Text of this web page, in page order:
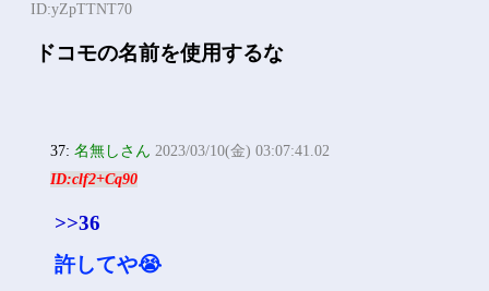
ID:yZpTTNT70
ドコモの名前を使用するな
37:名無しさん 2023/03/10(金) 03:07:41.02
ID:clf2+Cq90
>>36
許してや😭